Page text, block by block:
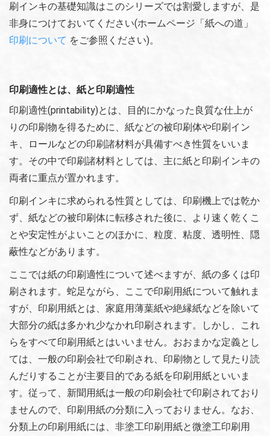
刷インキの基礎知識はこのシリーズでは割愛しますが、是
非身につけておいてください(ホームページ「紙への道」
印刷について をご参照ください)。
印刷適性とは、紙と印刷適性
印刷適性(printability)とは、目的にかなった良質な仕上が
りの印刷物を得るために、紙などの被印刷体や印刷イン
キ、ロールなどの印刷諸材料が具備すべき性質をいいま
す。その中で印刷諸材料としては、主に紙と印刷インキの
両者に重点が置かれます。
印刷インキに求められる性質としては、印刷機上では乾か
ず、紙などの被印刷体に転移された後に、より速く乾くこ
とや安定性がよいことのほかに、粒度、粘度、透明性、隠
蔽性などがあります。
ここでは紙の印刷適性について述べますが、紙の多くは印
刷されます。蛇足ながら、ここで印刷用紙について触れま
すが、印刷用紙とは、家庭用薄葉紙や絶縁紙などを除いて
大部分の紙は多かれ少なかれ印刷されます。しかし、これ
らをすべて印刷用紙とはいいません。おおまかな定義とし
ては、一般の印刷会社で印刷され、印刷物として見たり読
んだりすることが主要目的である紙を印刷用紙といいま
す。従って、新聞用紙は一般の印刷会社で印刷されており
ませんので、印刷用紙の分類に入っておりません。なお、
分類上の印刷用紙には、非塗工印刷用紙と微塗工印刷用